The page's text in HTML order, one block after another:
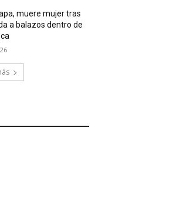
muere mujer tras
a balazos dentro de